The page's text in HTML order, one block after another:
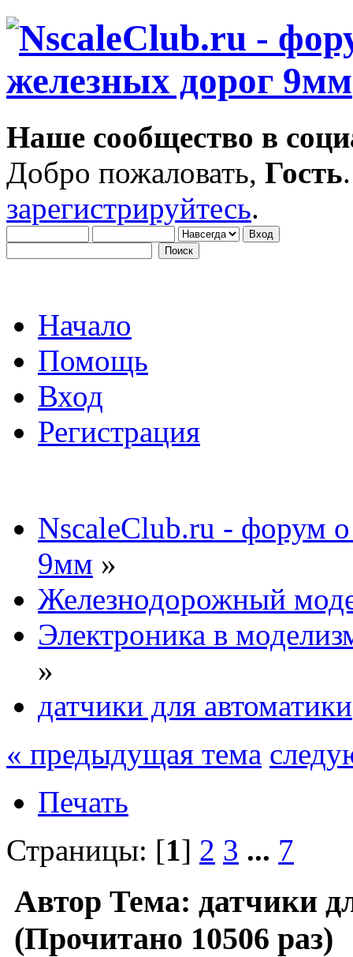
Наше сообщество в
Добро пожаловать, Гость
зарегистрируйтесь.
Начало
Помощь
Вход
Регистрация
NscaleClub.ru - форум
9мм »
Железнодорожный
Электроника в
»
датчики для автоматики
« предыдущая тема
Печать
Страницы: [1] 2 3 ... 7
Автор Тема: датчики
(Прочитано 10506 раз)